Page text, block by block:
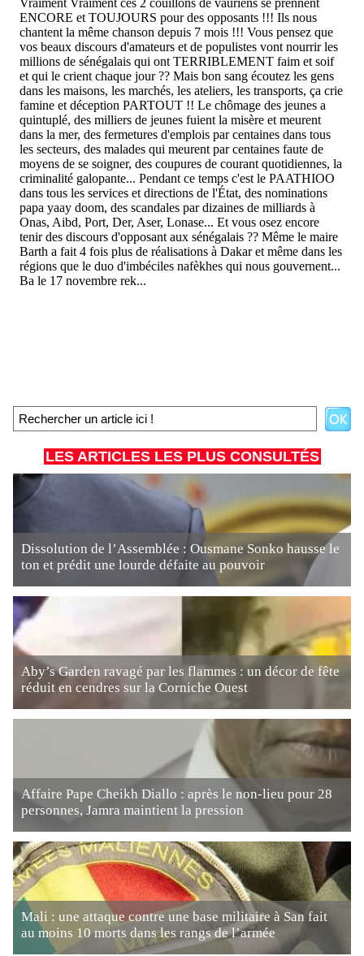
LES ARTICLES LES PLUS CONSULTÉS
Dissolution de l’Assemblée : Ousmane Sonko hausse le
ton et prédit une lourde défaite au pouvoir
Aby’s Garden ravagé par les flammes : un décor de fête
réduit en cendres sur la Corniche Ouest
Affaire Pape Cheikh Diallo : après le non-lieu pour 28
personnes, Jamra maintient la pression
Mali : une attaque contre une base militaire à San fait
au moins 10 morts dans les rangs de l’armée